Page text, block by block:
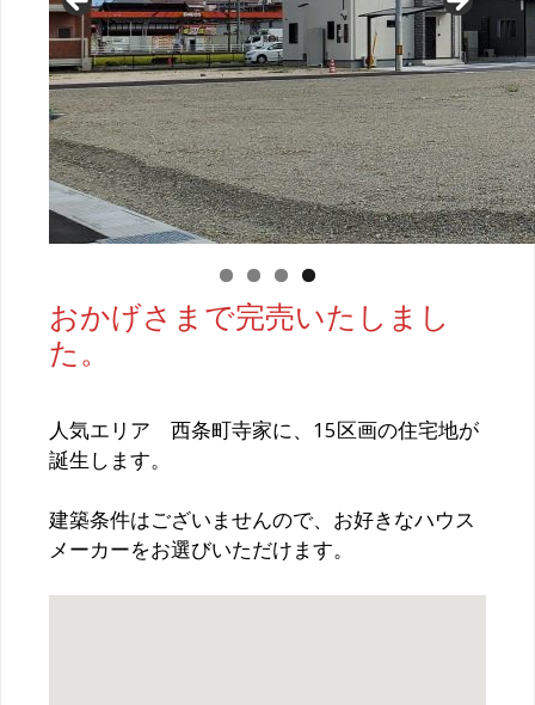
おかげさまで完売いたしまし
た。
人気エリア 西条町寺家に、15区画の住宅地が
誕生します。
建築条件はございませんので、お好きなハウス
メーカーをお選びいただけます。